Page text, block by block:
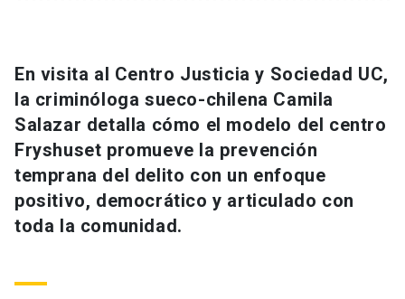
Información para keyboard_arrow_down
Futuros estudiantes
Estudiantes
Académicos
Personal
Go to english site launch
ACCESOS DIRECTOS
Admisión launch
En visita al Centro Justicia y Sociedad UC,
la criminóloga sueco-chilena Camila
Salazar detalla cómo el modelo del centro
Fryshuset promueve la prevención
temprana del delito con un enfoque
positivo, democrático y articulado con
toda la comunidad.